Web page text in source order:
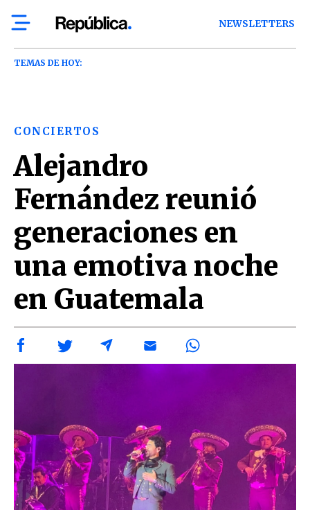
NEWSLETTERS
TEMAS DE HOY:
CONCIERTOS
Alejandro
Fernández reunió
generaciones en
una emotiva noche
en Guatemala